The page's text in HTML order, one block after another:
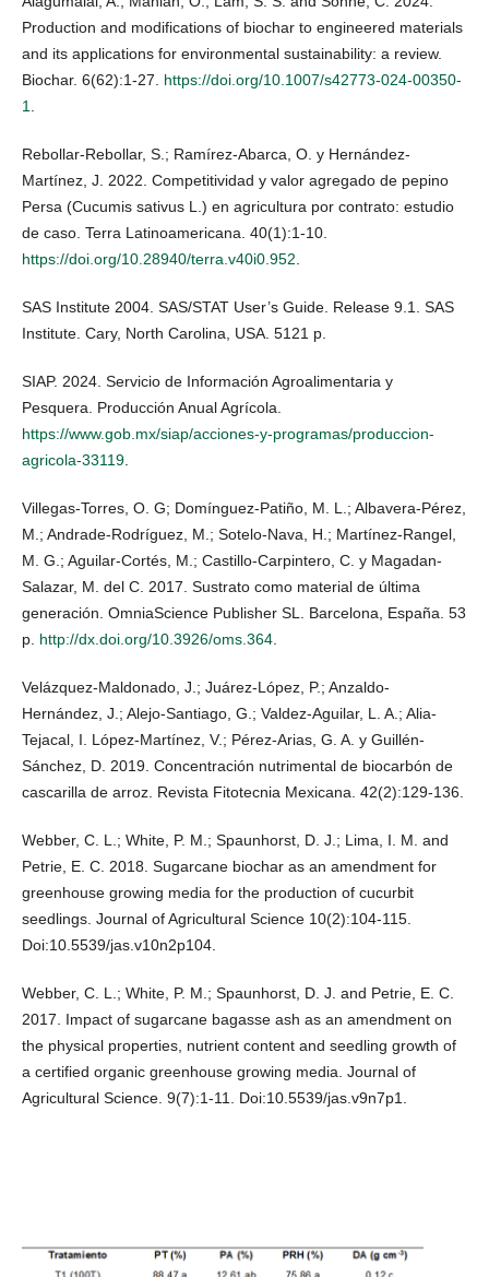
Production and modifications of biochar to engineered materials
and its applications for environmental sustainability: a review.
Biochar. 6(62):1-27. https://doi.org/10.1007/s42773-024-00350-
1
Rebollar-Rebollar, S.; Ramírez-Abarca, O. y Hernández-
Martínez, J. 2022. Competitividad y valor agregado de pepino
Persa (Cucumis sativus L.) en agricultura por contrato: estudio
de caso. Terra Latinoamericana. 40(1):1-10.
https://doi.org/10.28940/terra.v40i0.952.
SAS Institute 2004. SAS/STAT User’s Guide. Release 9.1. SAS
Institute. Cary, North Carolina, USA. 5121 p.
SIAP. 2024. Servicio de Información Agroalimentaria y
Pesquera. Producción Anual Agrícola.
https://www.gob.mx/siap/acciones-y-programas/produccion-
agricola-33119.
Villegas-Torres, O. G; Domínguez-Patiño, M. L.; Albavera-Pérez,
M.; Andrade-Rodríguez, M.; Sotelo-Nava, H.; Martínez-Rangel,
M. G.; Aguilar-Cortés, M.; Castillo-Carpintero, C. y Magadan-
Salazar, M. del C. 2017. Sustrato como material de última
generación. OmniaScience Publisher SL. Barcelona, España. 53
p. http://dx.doi.org/10.3926/oms.364.
Velázquez-Maldonado, J.; Juárez-López, P.; Anzaldo-
Hernández, J.; Alejo-Santiago, G.; Valdez-Aguilar, L. A.; Alia-
Tejacal, I. López-Martínez, V.; Pérez-Arias, G. A. y Guillén-
Sánchez, D. 2019. Concentración nutrimental de biocarbón de
cascarilla de arroz. Revista Fitotecnia Mexicana. 42(2):129-136.
Webber, C. L.; White, P. M.; Spaunhorst, D. J.; Lima, I. M. and
Petrie, E. C. 2018. Sugarcane biochar as an amendment for
greenhouse growing media for the production of cucurbit
seedlings. Journal of Agricultural Science 10(2):104-115.
Doi:10.5539/jas.v10n2p104.
Webber, C. L.; White, P. M.; Spaunhorst, D. J. and Petrie, E. C.
2017. Impact of sugarcane bagasse ash as an amendment on
the physical properties, nutrient content and seedling growth of
a certified organic greenhouse growing media. Journal of
Agricultural Science. 9(7):1-11. Doi:10.5539/jas.v9n7p1.